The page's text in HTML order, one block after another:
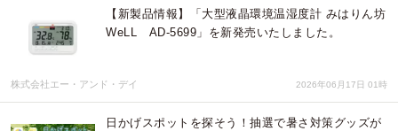
【新製品情報】「大型液晶環境温湿度計 みはりん坊
WeLL AD-5699」を新発売いたしました。
株式会社エー・アンド・デイ 2026年06月17日 01時
日かげスポットを探そう！抽選で暑さ対策グッズが